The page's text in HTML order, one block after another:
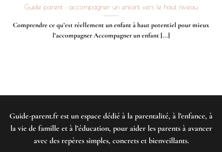
Guide parent : accompagner un enfant vers le haut niveau
Comprendre ce qu’est réellement un enfant à haut potentiel pour mieux
l’accompagner Accompagner un enfant [...]
Guide-parent.fr est un espace dédié à la parentalité, à l’enfance, à
la vie de famille et à l’éducation, pour aider les parents à avancer
avec des repères simples, concrets et bienveillants.